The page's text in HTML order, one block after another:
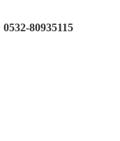
0532-80935115